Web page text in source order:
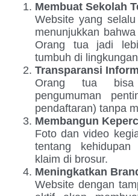
Membuat Sekolah
Website yang
menunjukkan
Orang tua jadi
tumbuh di
Transparansi
Orang tua bisa
pengumuman
pendaftaran) tanpa
Membangun
Foto dan video
tentang
klaim di brosur.
Meningkatkan
Website dengan